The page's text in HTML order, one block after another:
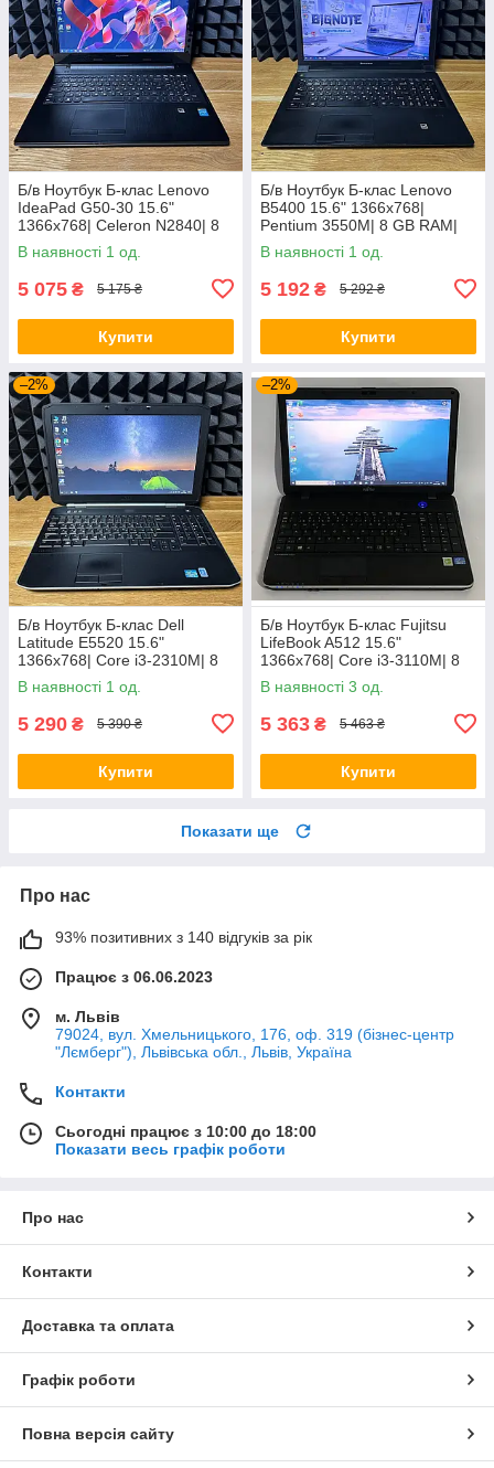
Б/в Ноутбук Б-клас Lenovo
IdeaPad G50-30 15.6"
1366x768| Celeron N2840| 8
GB RAM| 128 GB SSD| HD
В наявності 1 од.
5 075 ₴ 5 175 ₴
Купити
Б/в Ноутбук Б-клас Lenovo
B5400 15.6" 1366x768|
Pentium 3550M| 8 GB RAM|
128 GB SSD| HD
В наявності 1 од.
5 192 ₴ 5 292 ₴
Купити
–2%
Б/в Ноутбук Б-клас Dell
Latitude E5520 15.6"
1366x768| Core i3-2310M| 8
GB RAM| 128 GB SSD| HD
3000
В наявності 1 од.
5 290 ₴ 5 390 ₴
Купити
–2%
Б/в Ноутбук Б-клас Fujitsu
LifeBook A512 15.6"
1366x768| Core i3-3110M| 8
GB RAM| 320 GB HDD| HD
4000
В наявності 3 од.
5 363 ₴ 5 463 ₴
Купити
Показати ще
Про нас
93% позитивних з 140 відгуків за рік
Працює з 06.06.2023
м. Львів
79024, вул. Хмельницького, 176, оф. 319 (бізнес-центр
"Лємберг"), Львівська обл., Львів, Україна
Контакти
Сьогодні працює з 10:00 до 18:00
Показати весь графік роботи
Про нас
Контакти
Доставка та оплата
Графік роботи
Повна версія сайту